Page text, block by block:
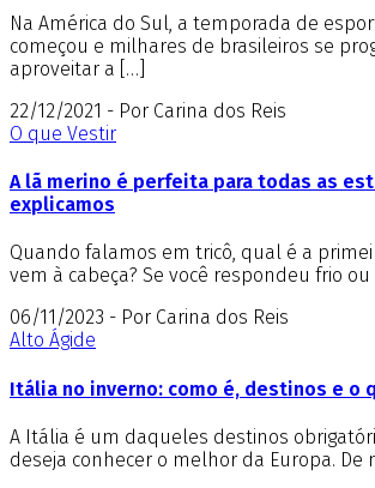
Na América do Sul, a temporada de
começou e milhares de brasileiros se
aproveitar a […]
22/12/2021 - Por Carina dos Reis
O que Vestir
A lã merino é perfeita para todas as
explicamos
Quando falamos em tricô, qual é a
vem à cabeça? Se você respondeu frio ou
06/11/2023 - Por Carina dos Reis
Alto Ágide
Itália no inverno: como é, destinos e o
A Itália é um daqueles destinos
deseja conhecer o melhor da Europa. De